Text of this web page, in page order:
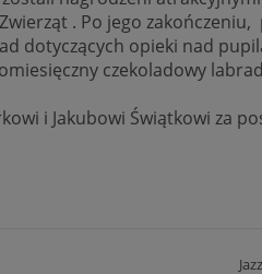
. Po jego zakończeniu,
dotyczących opieki nad
czekoladowy
i Jakubowi Świątkowi za